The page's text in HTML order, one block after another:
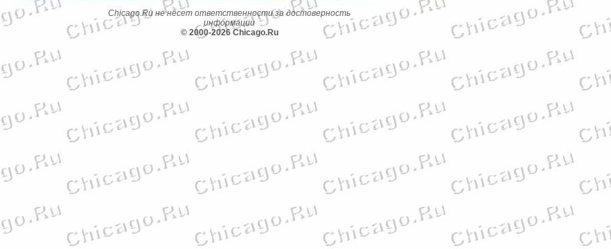
Chicago.Ru не несет ответственности за достоверность
информации
© 2000-2026 Chicago.Ru